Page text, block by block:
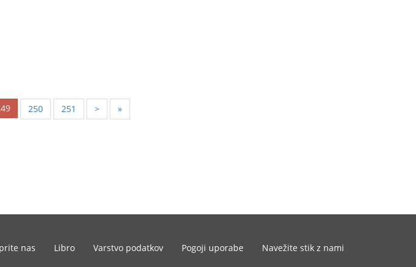
250 251 > »
nas Libro Varstvo podatkov Pogoji uporabe Navežite stik z nami